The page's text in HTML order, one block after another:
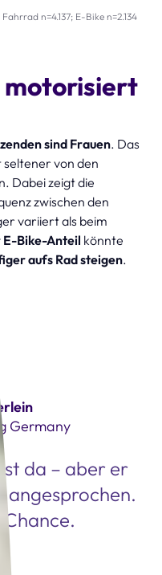
n=4.137; E-Bike n=2.134
motorisiert
sind Frauen. Das
seltener von den
Dabei zeigt die
zwischen den
variiert als beim
Bike-Anteil könnte
aufs Rad steigen.
Germany
da – aber er
angesprochen.